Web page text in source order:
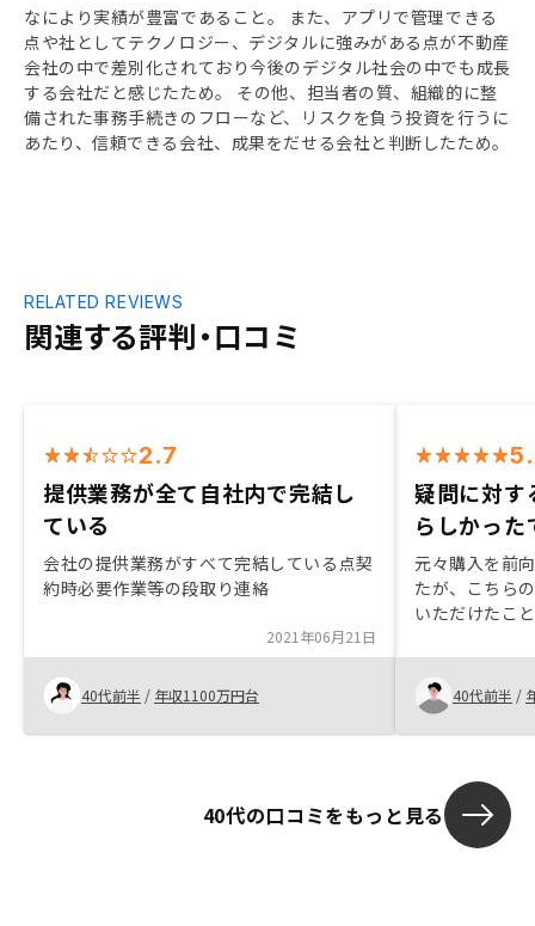
なにより実績が豊富であること。 また、アプリで管理できる
点や社としてテクノロジー、デジタルに強みがある点が不動産
会社の中で差別化されており今後のデジタル社会の中でも成長
する会社だと感じたため。 その他、担当者の質、組織的に整
備された事務手続きのフローなど、リスクを負う投資を行うに
あたり、信頼できる会社、成果をだせる会社と判断したため。
関連する評判・口コミ
RELATED REVIEWS
2.7
提供業務が全て自社内で完結し
ている
会社の提供業務がすべて完結している点契
約時必要作業等の段取り連絡
2021年06月21日
40代前半 / 年収1100万円台
疑問に対す
らしかった
元々購入を前
たが、こちら
いただけたこ
お出しするこ
だければ幸い
くださった髙
様に感謝もう
なり飛び込み
ていると思い
として推し進
40代前半 /
40代の口コミをもっと見る